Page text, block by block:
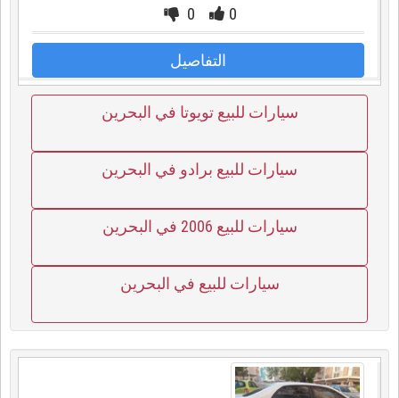
0
0
التفاصيل
سيارات للبيع تويوتا في البحرين
سيارات للبيع برادو في البحرين
سيارات للبيع 2006 في البحرين
سيارات للبيع في البحرين